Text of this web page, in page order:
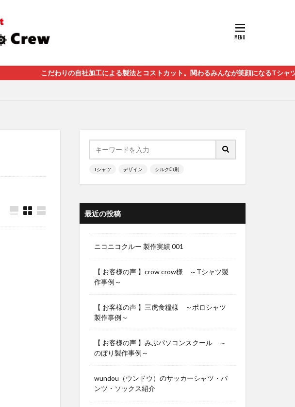
こだわりの自社加工による製法とコストカット。関わるみんなが笑顔になるTシャツをニコニコ
Tシャツ デザイン シルク印刷
最近の投稿
ニコニコクルー 製作実績 001
【 お客様の声 】crow crow様 ～Tシャツ製
作事例～
【 お客様の声 】三虎食糧様 ～ポロシャツ
製作事例～
【 お客様の声 】みぶパソコンスクール ～
のぼり製作事例～
wundou（ウンドウ）のサッカーシャツ・パ
ンツ・ソックス紹介